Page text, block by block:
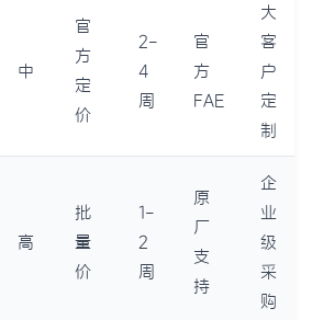
中
官
方
定
价
2-
4
周
官
方
FAE
大
客
户
定
制
高
批
量
价
1-
2
周
原
厂
支
持
企
业
级
采
购